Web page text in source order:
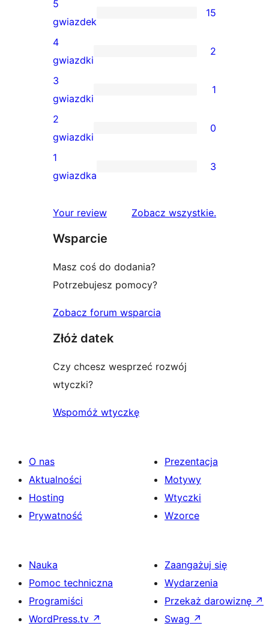
15
recenzji
5-
gwiazdkowych
5
gwiazdek
15
2
recenzje
4-
gwiazdkowe
4
gwiazdki
2
1
recenzja
3-
gwiazdkowa
3
gwiazdki
1
0
recenzji
2-
2
gwiazdki
0
3
1-
1
gwiazdka
3
Your review Zobacz wszystkierecenzje
.
Wsparcie
Masz coś do dodania?
Potrzebujesz pomocy?
Zobacz forum wsparcia
Złóż datek
Czy chcesz wesprzeć rozwój
wtyczki?
Wspomóż wtyczkę
O nas
Aktualności
Hosting
Prywatność
Prezentacja
Motywy
Wtyczki
Wzorce
Nauka
Pomoc techniczna
Programiści
WordPress.tv ↗
Zaangażuj się
Wydarzenia
Przekaż darowiznę ↗
Swag ↗